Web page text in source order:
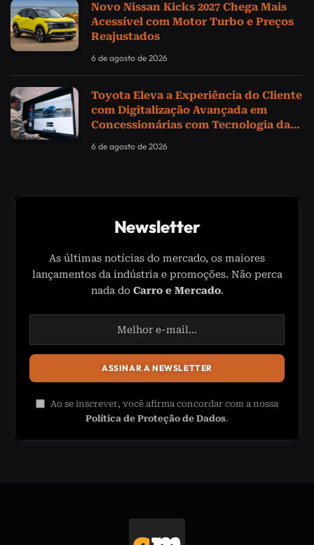
Novo Nissan Kicks 2027 Chega Mais
Acessível com Motor Turbo e Preços
Reajustados
6 de agosto de 2026
Toyota Eleva a Experiência do Cliente
com Digitalização Avançada em
Concessionárias com Tecnologia da
6 de agosto de 2026
Newsletter
As últimas notícias do mercado, os maiores
lançamentos da indústria e promoções. Não perca
nada do Carro e Mercado.
Ao se inscrever, você afirma concordar com a nossa
Política de Proteção de Dados.